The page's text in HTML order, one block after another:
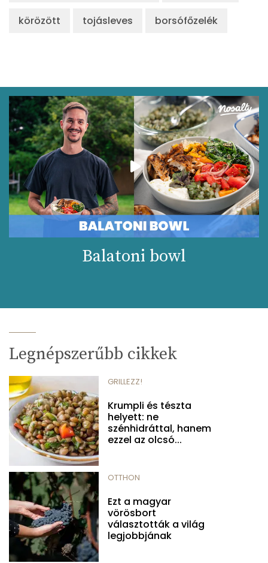
körözött tojásleves borsófőzelék
Balatoni bowl
Legnépszerűbb cikkek
GRILLEZZ!
Krumpli és tészta
helyett: ne
szénhidráttal, hanem
ezzel az olcsó...
OTTHON
Ezt a magyar
vörösbort
választották a világ
legjobbjának